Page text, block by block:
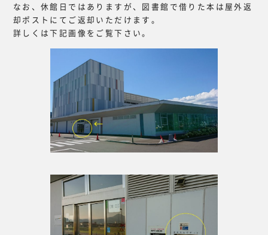
なお、休館日ではありますが、図書館で借りた本は屋外返
却ポストにてご返却いただけます。
詳しくは下記画像をご覧下さい。